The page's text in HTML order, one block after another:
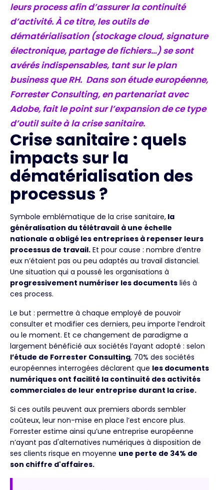
leurs process afin d’assurer la continuité
d’activité. À ce titre, les outils de
dématérialisation (stockage cloud, signature
électronique, partage de fichiers…) se sont
avérés indispensables, tant sur le plan
business que RH. Dans son étude européenne,
Forrester Consulting, en partenariat avec
Adobe, fait le point sur l’expansion de ce type
d’outil suite à la crise sanitaire.
Crise sanitaire : quels
impacts sur la
dématérialisation des
processus ?
Symbole emblématique de la crise sanitaire, la
généralisation du télétravail à une échelle
nationale a obligé les entreprises à repenser leurs
processus de travail. Et pour cause : nombre d’entre
eux n’étaient pas ou peu adaptés au travail distanciel.
Une situation qui a poussé les organisations à
progressivement numériser les documents liés à
ces process.
Le but : permettre à chaque employé de pouvoir
consulter et modifier ces derniers, peu importe l’endroit
ou le moment. Et ce changement de paradigme a
largement bénéficié aux sociétés l’ayant adopté : selon
l’étude de Forrester Consulting, 70% des sociétés
européennes interrogées déclarent que les documents
numériques ont facilité la continuité des activités
commerciales de leur entreprise durant la crise.
Si ces outils peuvent aux premiers abords sembler
coûteux, leur non-mise en place l’est encore plus.
Forrester estime ainsi qu’une entreprise européenne
n’ayant pas d'alternatives numériques à disposition de
ses clients risque en moyenne une perte de 34% de
son chiffre d'affaires.